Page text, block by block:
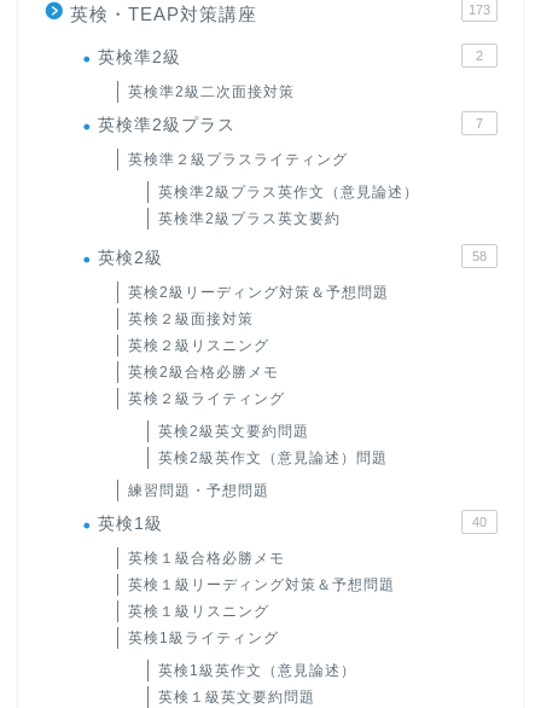
英検・TEAP対策講座 173
英検準2級 2
英検準2級二次面接対策
英検準2級プラス 7
英検準２級プラスライティング
英検準2級プラス英作文（意見論述）
英検準2級プラス英文要約
英検2級 58
英検2級リーディング対策＆予想問題
英検２級面接対策
英検２級リスニング
英検2級合格必勝メモ
英検２級ライティング
英検2級英文要約問題
英検2級英作文（意見論述）問題
練習問題・予想問題
英検1級 40
英検１級合格必勝メモ
英検１級リーディング対策＆予想問題
英検１級リスニング
英検1級ライティング
英検1級英作文（意見論述）
英検１級英文要約問題
ホーム
原田高志の”ほぼ日刊”英語
学習＆大学入試英語コラム